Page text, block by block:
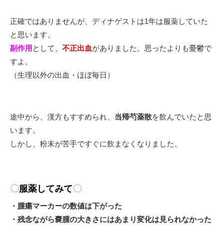
正確ではありませんが、ディナゲストは1年は服薬していた
と思います。
副作用 として、 不正出血がありました。思ったよりも憂鬱で
すよ。
（生理以外の出血・ほぼ毎日）
途中から、漢方もすすめられ、 当帰芍薬散を飲んでいたと思
います。
しかし、粉末が苦手ですぐに飲まなくなりました。
〇服薬してみて〇
・腫瘍マーカーの数値は下がった
・残念ながら嚢腫の大きさにはあまり変化は見られなかった